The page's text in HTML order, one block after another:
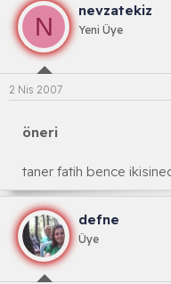
N
nevzatekiz
Yeni Üye
2 Nis 2007
öneri
taner fatih bence
defne
Üye